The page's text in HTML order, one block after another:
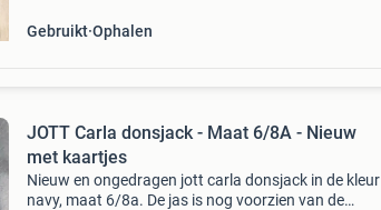
Gebruikt Ophalen
JOTT Carla donsjack - Maat 6/8A - Nieuw
met kaartjes
Nieuw en ongedragen jott carla donsjack in de kleur
navy, maat 6/8a. De jas is nog voorzien van de